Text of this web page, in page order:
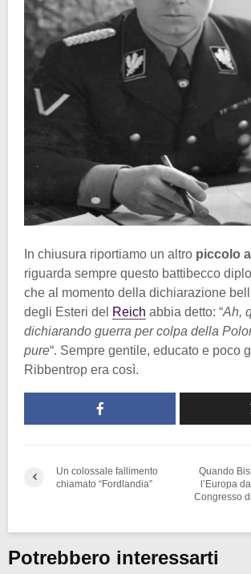
In chiusura riportiamo un altro piccolo
riguarda sempre questo battibecco
che al momento della dichiarazione
degli Esteri del Reich abbia detto: “Ah,
dichiarando guerra per colpa della
pure“. Sempre gentile, educato e poco
Ribbentrop era così.
Un colossale fallimento
chiamato “Fordlandia”
Quando
l’Europa
Congresso
Potrebbero interessarti